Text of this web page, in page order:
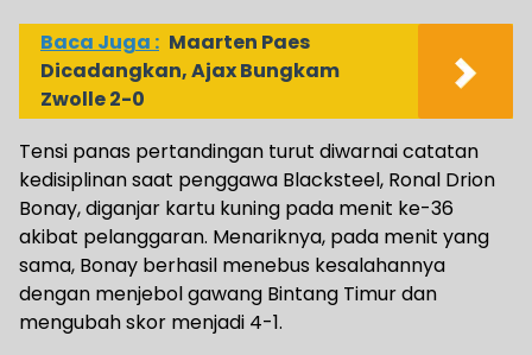
Baca Juga : Maarten Paes
Dicadangkan, Ajax Bungkam
Zwolle 2-0
Tensi panas pertandingan turut diwarnai catatan
kedisiplinan saat penggawa Blacksteel, Ronal Drion
Bonay, diganjar kartu kuning pada menit ke-36
akibat pelanggaran. Menariknya, pada menit yang
sama, Bonay berhasil menebus kesalahannya
dengan menjebol gawang Bintang Timur dan
mengubah skor menjadi 4-1.